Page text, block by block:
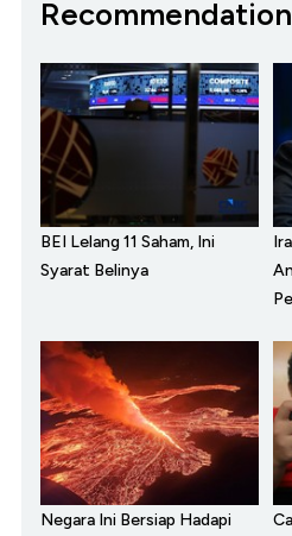
Recommendation
BEI Lelang 11 Saham, Ini
Syarat Belinya
Negara Ini Bersiap Hadapi